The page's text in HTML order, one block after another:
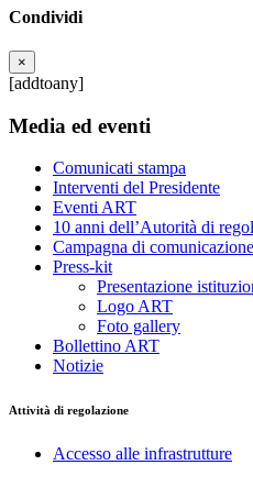
Condividi
×
[addtoany]
Media ed eventi
Comunicati stampa
Interventi del Presidente
Eventi ART
10 anni dell’Autorità di
Campagna di
Press-kit
Presentazione
Logo ART
Foto gallery
Bollettino ART
Notizie
Attività di regolazione
Accesso alle infrastrutture